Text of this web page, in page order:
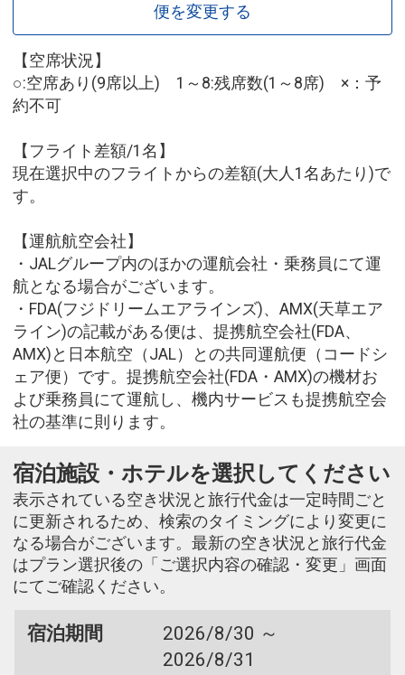
便を変更する
【空席状況】
○:空席あり(9席以上) 1～8:残席数(1～8席) ×：予
約不可
【フライト差額/1名】
現在選択中のフライトからの差額(大人1名あたり)で
す。
【運航航空会社】
・JALグループ内のほかの運航会社・乗務員にて運
航となる場合がございます。
・FDA(フジドリームエアラインズ)、AMX(天草エア
ライン)の記載がある便は、提携航空会社(FDA、
AMX)と日本航空（JAL）との共同運航便（コードシ
ェア便）です。提携航空会社(FDA・AMX)の機材お
よび乗務員にて運航し、機内サービスも提携航空会
社の基準に則ります。
宿泊施設・ホテルを選択してください
表示されている空き状況と旅行代金は一定時間ごと
に更新されるため、検索のタイミングにより変更に
なる場合がございます。最新の空き状況と旅行代金
はプラン選択後の「ご選択内容の確認・変更」画面
にてご確認ください。
宿泊期間
2026/8/30 ～
2026/8/31